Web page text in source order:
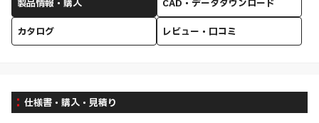
製品情報・購入
CAD・データダウンロード
カタログ
レビュー・口コミ
仕様書・購入・見積り